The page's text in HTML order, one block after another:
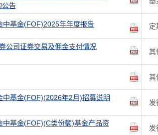
公告
中基金(FOF)2025年年度报告 定
公司证券交易及佣金支付情况
其
其
基金(FOF)(2026年2月)招募说明
发
基金(FOF)(C类份额)基金产品资
发